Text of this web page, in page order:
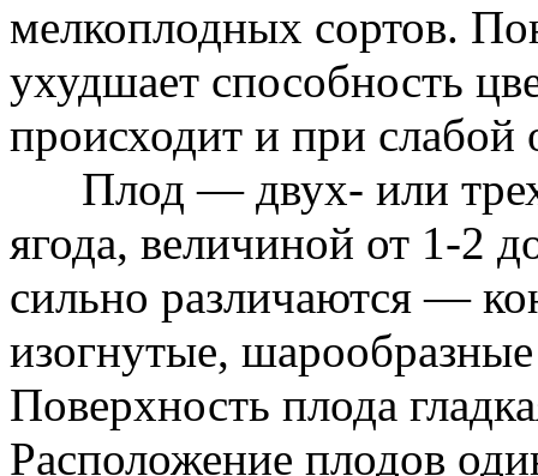
мелкоплодных сортов.
ухудшает способность
происходит и при слабой
Плод — двух- или
ягода, величиной от 1-2
сильно различаются —
изогнутые,
Поверхность плода
Расположение плодов